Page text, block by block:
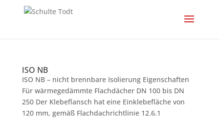
ISO NB
ISO NB – nicht brennbare Isolierung Eigenschaften
Für wärmegedämmte Flachdächer DN 100 bis DN
250 Der Klebeflansch hat eine Einklebefläche von
120 mm, gemäß Flachdachrichtlinie 12.6.1